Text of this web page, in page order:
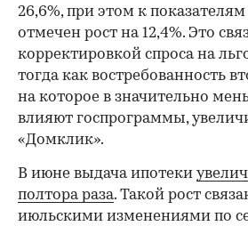
26,6%, при этом к
отмечен рост на 12,4%. Это
корректировкой спроса на
тогда как востребованность
на которое в значительно
влияют госпрограммы,
«Домклик».
В июне выдача ипотеки
полтора раза. Такой рост
июльскими изменениями по